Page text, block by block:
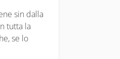
sin dalla
tutta la
se lo